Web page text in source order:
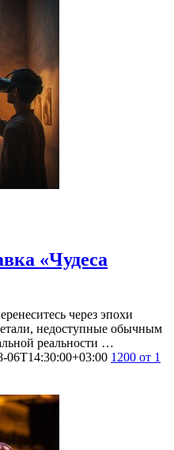
«Чудеса
через эпохи
недоступные обычным
реальности …
06T14:30:00+03:00 1200 от 1